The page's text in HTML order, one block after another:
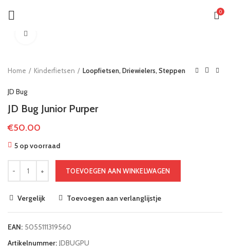
0
Home Kinderfietsen Loopfietsen, Driewielers, Steppen
JD Bug
JD Bug Junior Purper
€50.00
5 op voorraad
TOEVOEGEN AAN WINKELWAGEN
Vergelijk Toevoegen aan verlanglijstje
EAN: 5055111319560
Artikelnummer: JDBUGPU